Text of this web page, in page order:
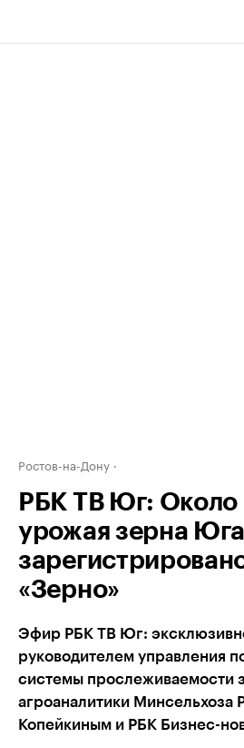
Ростов-на-Дону
РБК ТВ Юг: Около
урожая зерна Юга
«Зерно»
Эфир РБК ТВ Юг:
руководителем управления
системы прослеживаемости
агроаналитики Минсельхоза
Копейкиным и РБК Бизнес-